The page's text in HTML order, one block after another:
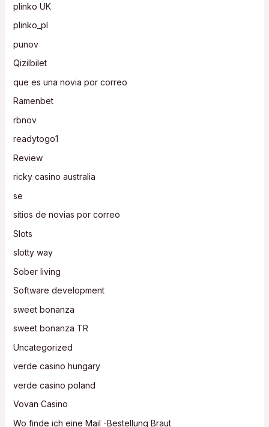
plinko UK
plinko_pl
punov
Qizilbilet
que es una novia por correo
Ramenbet
rbnov
readytogo1
Review
ricky casino australia
se
sitios de novias por correo
Slots
slotty way
Sober living
Software development
sweet bonanza
sweet bonanza TR
Uncategorized
verde casino hungary
verde casino poland
Vovan Casino
Wo finde ich eine Mail -Bestellung Braut